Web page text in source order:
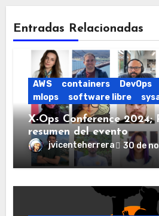
Entradas Relacionadas
AWS containers DevOps
mlops
software libre
X-Ops Conference
resumen del evento
jvicenteherrera 30 de